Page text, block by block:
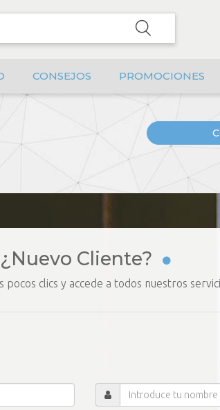
CONSEJOS PROMOCIONES
¿Nuevo Cliente?
pocos clics y accede a todos nuestros
Introduce
tu